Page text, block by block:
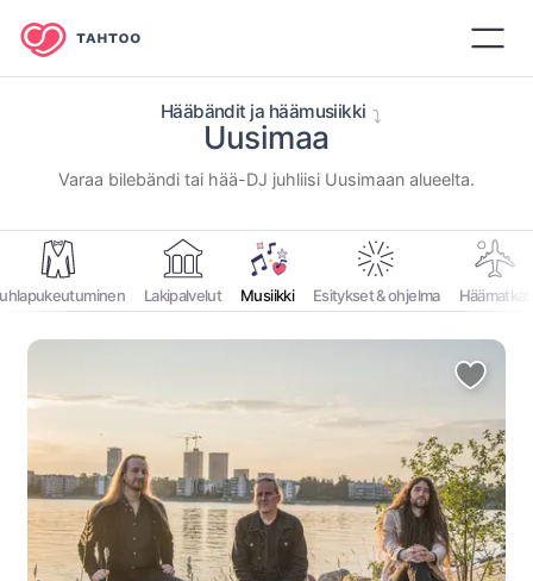
Hääbändit ja häämusiikki
Uusimaa
⁨Varaa bilebändi tai hää-DJ juhliisi ⁨Uusimaan⁩ alueelta.⁩
Lakipalvelut Musiikki Esitykset & ohjelma Häämatkat